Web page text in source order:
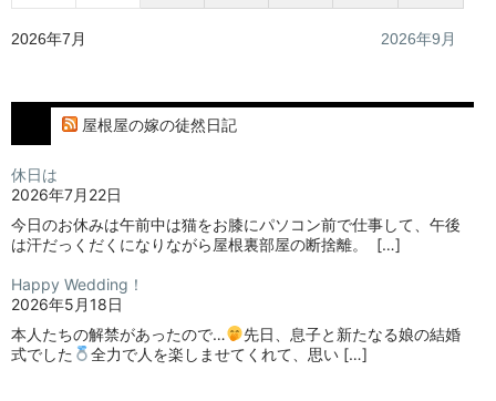
2026年7月 2026年9月
屋根屋の嫁の徒然日記
休日は
2026年7月22日
今日のお休みは午前中は猫をお膝にパソコン前で仕事して、午後
は汗だっくだくになりながら屋根裏部屋の断捨離。⁡ ⁡ […]
Happy Wedding！
2026年5月18日
本人たちの解禁があったので…
⁡⁡先日、息子と新たなる娘の結婚
式でした
⁡⁡⁡全力で人を楽しませてくれて、思い […]